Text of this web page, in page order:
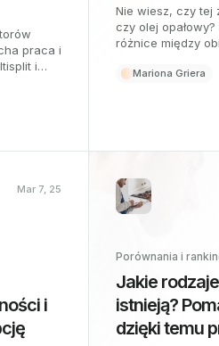
praca i
i
Nie wiesz, czy tej
czy olej
różnice między
ogrzewanie
Mariona Griera
Mar 7, 25
i
Porównania i
Jakie
istnieją?
dzięki temu